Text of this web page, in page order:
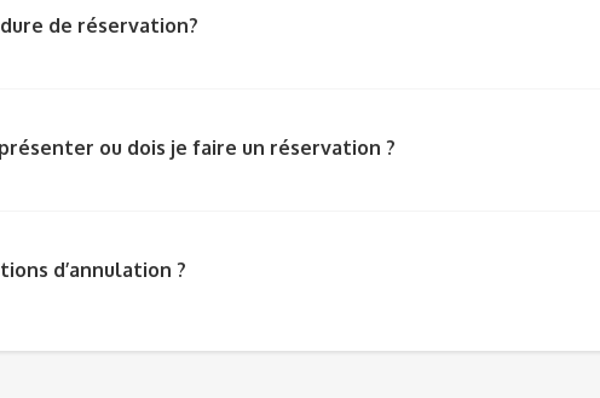
de réservation?
ou dois je faire un réservation ?
d’annulation ?